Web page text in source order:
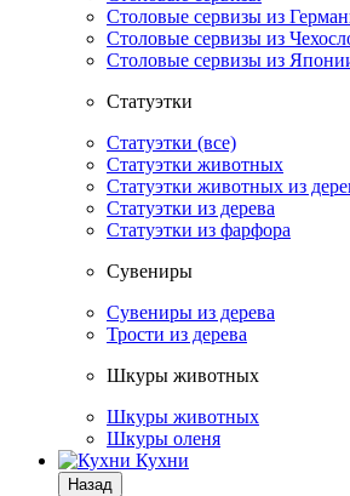
Столовые сервизы из
Столовые сервизы из
Столовые сервизы из
Статуэтки
Статуэтки (все)
Статуэтки животных
Статуэтки животных из
Статуэтки из дерева
Статуэтки из фарфора
Сувениры
Сувениры из дерева
Трости из дерева
Шкуры животных
Шкуры животных
Шкуры оленя
Кухни
Назад